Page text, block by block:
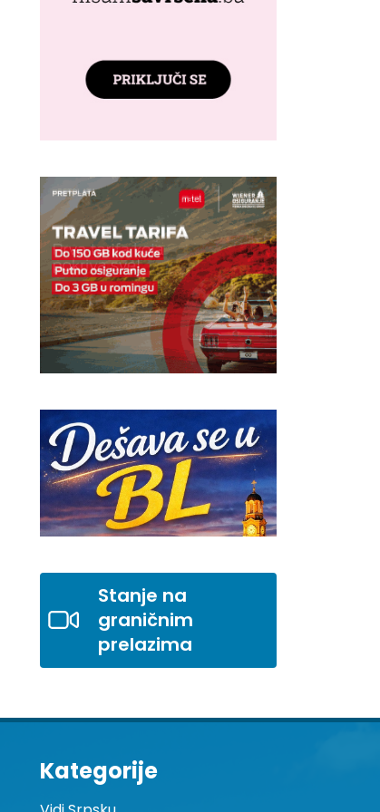
Stanje na
graničnim
prelazima
Kategorije